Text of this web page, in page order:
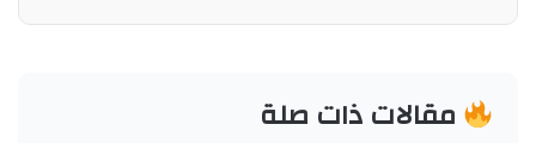
مقالات ذات صلة